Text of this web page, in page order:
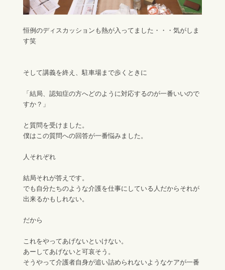
恒例のディスカッションも熱が入ってました・・・気がしま
す笑
そして講義を終え、駐車場まで歩くときに
「結局、認知症の方へどのように対応するのが一番いいので
すか？」
と質問を受けました。
僕はこの質問への回答が一番悩みました。
人それぞれ
結局それが答えです。
でも自分たちのような介護を仕事にしている人だからそれが
出来るかもしれない。
だから
これをやってあげないといけない。
あーしてあげないと可哀そう。
そうやって介護者自身が追い詰められないようなケアが一番